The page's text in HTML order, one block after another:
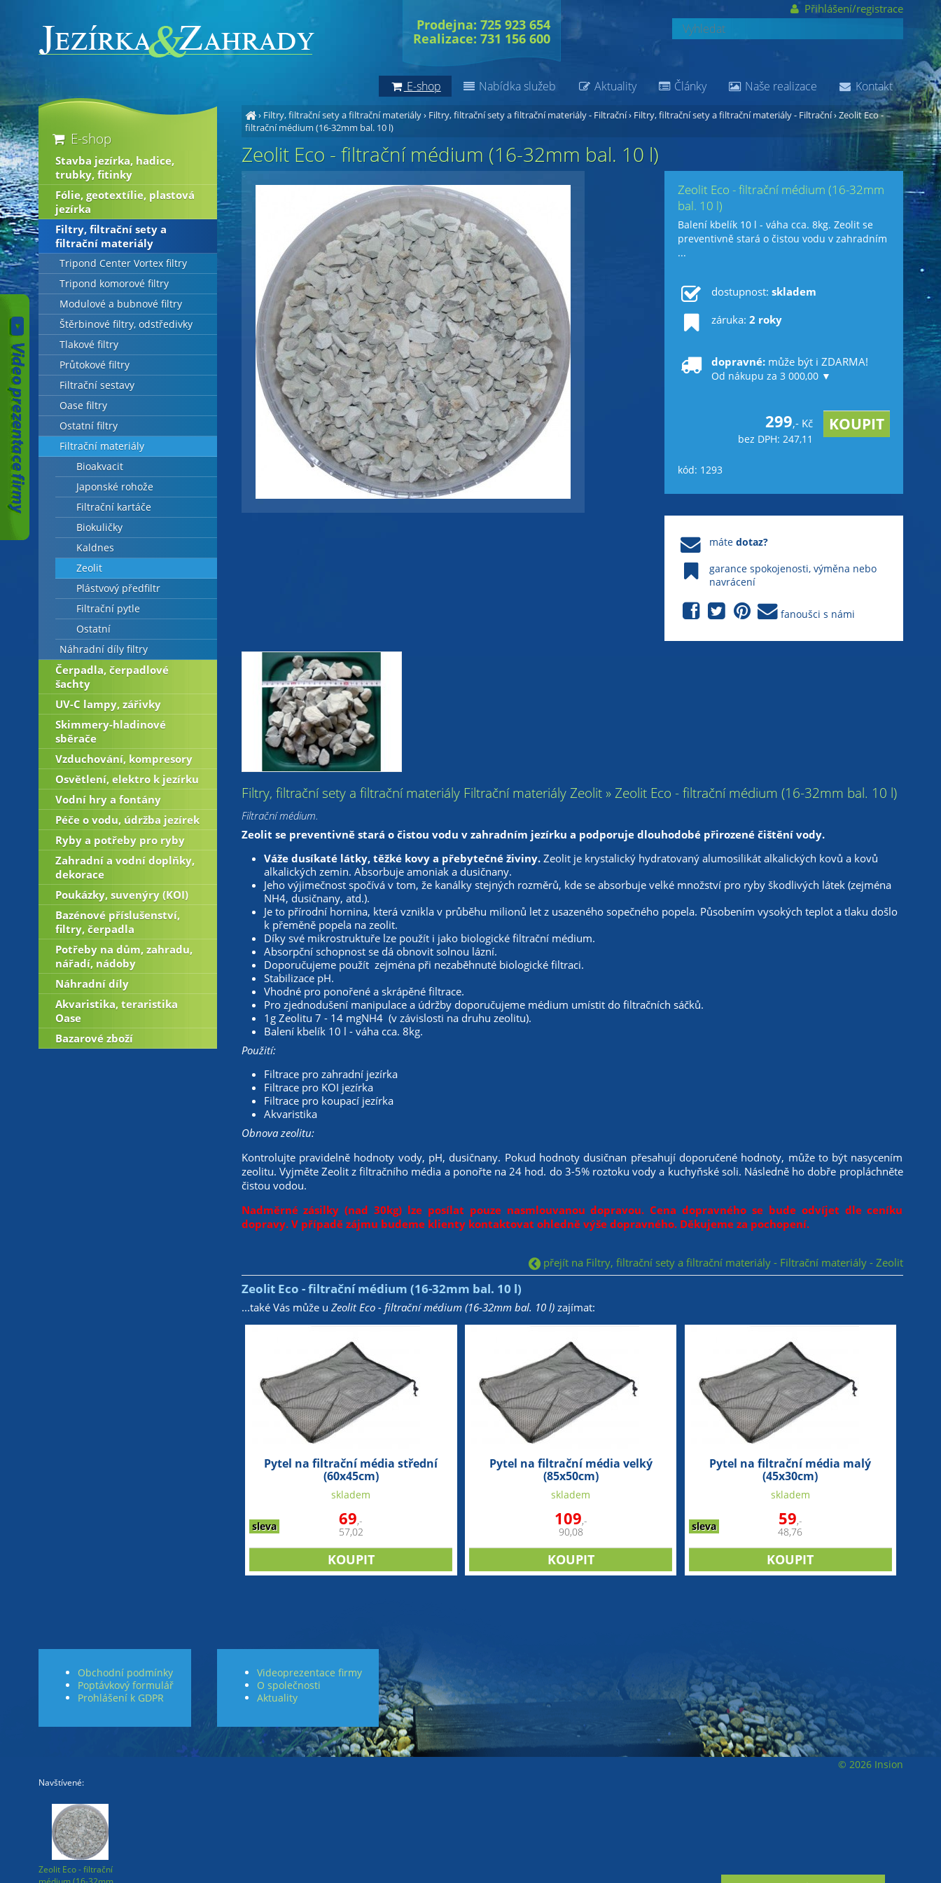
› Filtry, filtrační sety a filtrační materiály› Filtry, filtrační sety a filtrační materiály - Filtrační› Filtry, filtrační sety a filtrační materiály - Filtrační›Zeolit Eco -
filtrační médium (16-32mm bal. 10 l)
Zeolit Eco - filtrační médium (16-32mm bal. 10 l)
Zeolit Eco - filtrační médium (16-32mm
bal. 10 l)
Balení kbelík 10 l - váha cca. 8kg. Zeolit se
preventivně stará o čistou vodu v zahradním
...
dostupnost: skladem
záruka: 2 roky
dopravné: může být i ZDARMA!
Od nákupu za 3 000,00 ▼
299,- Kč
bez DPH: 247,11
kód: 1293
mátedotaz?
garance spokojenosti, výměna nebo
navrácení
fanoušci s námi
Filtry, filtrační sety a filtrační materiály Filtrační materiály Zeolit » Zeolit Eco - filtrační médium (16-32mm bal. 10 l)
Filtrační médium.
Zeolit se preventivně stará o čistou vodu v zahradním jezírku a podporuje dlouhodobé přirozené čištění vody.
Váže dusíkaté látky, těžké kovy a přebytečné živiny. Zeolit je krystalický hydratovaný alumosilikát alkalických kovů a kovů
alkalických zemin. Absorbuje amoniak a dusičnany.
Jeho výjimečnost spočívá v tom, že kanálky stejných rozměrů, kde se absorbuje velké množství pro ryby škodlivých látek (zejména
NH4, dusičnany, atd.).
Je to přírodní hornina, která vznikla v průběhu milionů let z usazeného sopečného popela. Působením vysokých teplot a tlaku došlo
k přeměně popela na zeolit.
Díky své mikrostruktuře lze použít i jako biologické filtrační médium.
Absorpční schopnost se dá obnovit solnou lázní.
Doporučujeme použít zejména při nezaběhnuté biologické filtraci.
Stabilizace pH.
Vhodné pro ponořené a skrápěné filtrace.
Pro zjednodušení manipulace a údržby doporučujeme médium umístit do filtračních sáčků.
1g Zeolitu 7 - 14 mgNH4 (v závislosti na druhu zeolitu).
Balení kbelík 10 l - váha cca. 8kg.
Použití:
Filtrace pro zahradní jezírka
Filtrace pro KOI jezírka
Filtrace pro koupací jezírka
Akvaristika
Obnova zeolitu:
Kontrolujte pravidelně hodnoty vody, pH, dusičnany. Pokud hodnoty dusičnan přesahují doporučené hodnoty, může to být nasycením
zeolitu. Vyjměte Zeolit z filtračního média a ponořte na 24 hod. do 3-5% roztoku vody a kuchyňské soli. Následně ho dobře propláchněte
čistou vodou.
Nadměrné zásilky (nad 30kg) lze posílat pouze nasmlouvanou dopravou. Cena dopravného se bude odvíjet dle ceníku
dopravy. V případě zájmu budeme klienty kontaktovat ohledně výše dopravného. Děkujeme za pochopení.
přejít na Filtry, filtrační sety a filtrační materiály - Filtrační materiály - Zeolit
Zeolit Eco - filtrační médium (16-32mm bal. 10 l)
...také Vás může u Zeolit Eco - filtrační médium (16-32mm bal. 10 l)zajímat:
Pytel na filtrační média střední
(60x45cm)
sleva
skladem
69,-
57,02
Pytel na filtrační média velký
(85x50cm)
skladem
109,-
90,08
Pytel na filtrační média malý
(45x30cm)
sleva
skladem
59,-
48,76
E-shop
Stavba jezírka, hadice,
trubky, fitinky
Fólie, geotextílie, plastová
jezírka
Filtry, filtrační sety a
filtrační materiály
Tripond Center Vortex filtry
Tripond komorové filtry
Modulové a bubnové filtry
Štěrbinové filtry, odstředivky
Tlakové filtry
Průtokové filtry
Filtrační sestavy
Oase filtry
Ostatní filtry
Filtrační materiály
Bioakvacit
Japonské rohože
Filtrační kartáče
Biokuličky
Kaldnes
Zeolit
Plástvový předfiltr
Filtrační pytle
Ostatní
Náhradní díly filtry
Čerpadla, čerpadlové
šachty
UV-C lampy, zářivky
Skimmery-hladinové
sběrače
Vzduchování, kompresory
Osvětlení, elektro k jezírku
Vodní hry a fontány
Péče o vodu, údržba jezírek
Ryby a potřeby pro ryby
Zahradní a vodní doplňky,
dekorace
Poukázky, suvenýry (KOI)
Bazénové příslušenství,
filtry, čerpadla
Potřeby na dům, zahradu,
nářadí, nádoby
Náhradní díly
Akvaristika, teraristika
Oase
Bazarové zboží
E-shop Nabídka služeb Aktuality Články Naše realizace Kontakt
Prodejna: 725 923 654
Realizace: 731 156 600
Přihlášení/registrace
Obchodní podmínky
Poptávkový formulář
Prohlášení k GDPR
Videoprezentace firmy
O společnosti
Aktuality
© 2026 Insion
Navštívené:
Zeolit Eco - filtrační